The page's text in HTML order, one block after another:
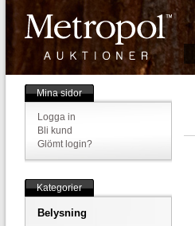
Mina sidor
Logga in
Bli kund
Glömt login?
Kategorier
Belysning